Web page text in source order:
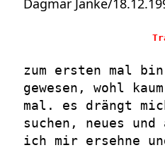
Dagmar Janke/
zum ersten mal
gewesen, wohl
mal. es drängt
suchen, neues
ich mir ersehne